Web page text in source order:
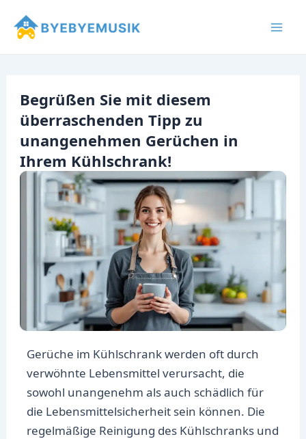
Inhalt
Begrüßen Sie mit diesem
überraschenden Tipp zu
unangenehmen Gerüchen in
Ihrem Kühlschrank!
Gerüche im Kühlschrank werden oft durch
verwöhnte Lebensmittel verursacht, die
sowohl unangenehm als auch schädlich für
die Lebensmittelsicherheit sein können. Die
regelmäßige Reinigung des Kühlschranks und